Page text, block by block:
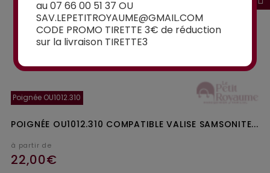
Poignée OU1012.310
POIGNÉE OU1012.310 COMPATIBLE VALISE SAMSONITE...
à partir de
22,00€
au 07 66 00 51 37 OU
SAV.LEPETITROYAUME@GMAIL.COM
CODE PROMO TIRETTE 3€ de réduction
sur la livraison TIRETTE3